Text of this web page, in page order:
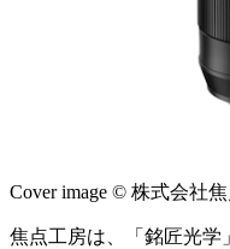
Cover image © 株式会社
焦点工房は、「銘匠光学